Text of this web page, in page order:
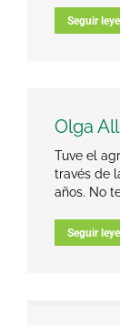
Seguir
Olga
Tuve el
través de
años. No
Seguir